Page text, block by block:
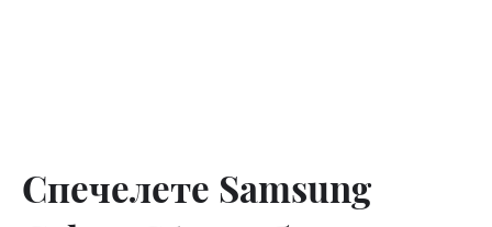
Спечелете Samsung